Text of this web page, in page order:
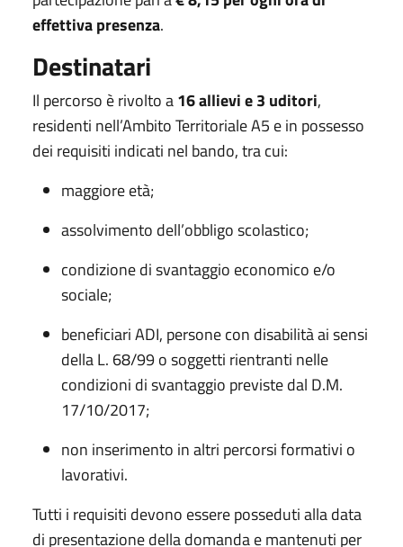
effettiva presenza.
Destinatari
Il percorso è rivolto a16 allievi e 3 uditori,
residenti nell’Ambito Territoriale A5 e in possesso
dei requisiti indicati nel bando, tra cui:
maggiore età;
assolvimento dell’obbligo scolastico;
condizione di svantaggio economico e/o
sociale;
beneficiari ADI, persone con disabilità ai sensi
della L. 68/99 o soggetti rientranti nelle
condizioni di svantaggio previste dal D.M.
17/10/2017;
non inserimento in altri percorsi formativi o
lavorativi.
Tutti i requisiti devono essere posseduti alla data
di presentazione della domanda e mantenuti per